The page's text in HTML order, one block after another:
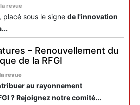
revue
placé sous le signe de l'innovation
– Renouvellement du
de la RFGI
revue
au rayonnement
? Rejoignez notre comité...